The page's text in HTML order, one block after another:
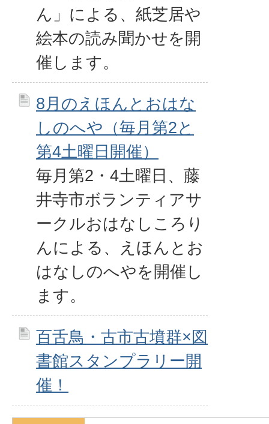
ん」による、紙芝居や
絵本の読み聞かせを開
催します。
8月のえほんとおはな
しのへや（毎月第2と
第4土曜日開催）
毎月第2・4土曜日、藤
井寺市ボランティアサ
ークルおはなしころり
んによる、えほんとお
はなしのへやを開催し
ます。
百舌鳥・古市古墳群×図
書館スタンプラリー開
催！